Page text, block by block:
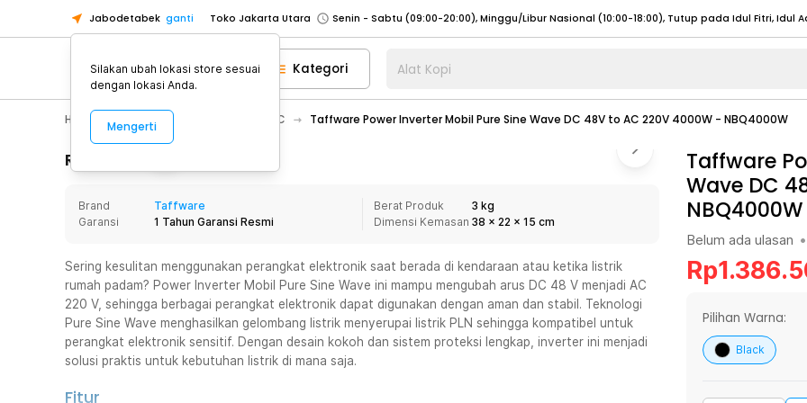
Jabodetabek ganti Toko Jakarta Utara
Toko Tangerang
Toko Cikupa
Pick n Go Jakarta Barat
Senin - Jumat (07:00 - 20:00), Sabtu - Minggu (08:00 - 20:00), Tutup pada Idul Fitri
Pick n Go Bekasi
Senin - Jumat (08:00 - 20:00), Sabtu - Minggu/ Libur Nasional (08:00 - 17:00) Selengkapnya
Senin - Jumat (08:00 - 20:00), Sabtu - Minggu/ Libur Nasional (08:00 - 17:00) Selengkapnya
Senin - Sabtu (09:00-20:00), Minggu/Libur Nasional (12:00-20:00), Tutup pada Idul Fitri
Senin - Sabtu (09:00-20:00), Minggu/Libur Nasional (12:00-20:00), Tutup pada Idul Fitri
Toko Tangerang
Toko Cikupa
Pick n Go Jakarta Barat
Senin - Jumat (07:00 - 20:00), Sabtu - Minggu (08:00 - 20:00), Tutup pada Idul Fitri
Pick n Go Bekasi
Senin - Jumat (08:00 - 20:00), Sabtu - Minggu/ Libur Nasional (08:00 - 17:00) Selengkapnya
Pick n Go Depok
Senin - Jumat (08:00 - 20:00), Sabtu - Minggu/ Libur Nasional (08:00 - 17:00)
Kategori Alat Kopi
Hobby Mobil Car Inverter DC-AC Taffware Power Inverter Mobil Pure Sine Wave DC 48V to AC 220V 4000W - NBQ4000W
Rincian Produk
Brand
Taffware
Garansi
1 Tahun Garansi Resmi
Berat Produk
3 kg
Dimensi Kemasan 38 x 22 x 15 cm
Sering kesulitan menggunakan perangkat elektronik saat berada di kendaraan atau ketika listrik
rumah padam? Power Inverter Mobil Pure Sine Wave ini mampu mengubah arus DC 48 V menjadi AC
220 V, sehingga berbagai perangkat elektronik dapat digunakan dengan aman dan stabil. Teknologi
Pure Sine Wave menghasilkan gelombang listrik menyerupai listrik PLN sehingga kompatibel untuk
perangkat elektronik sensitif. Dengan desain kokoh dan sistem proteksi lengkap, inverter ini menjadi
solusi praktis untuk kebutuhan listrik di mana saja.
Fitur
Taffware
Wave DC
NBQ4000W
Belum ada ulasan •
Rp
Pilihan Warna:
Black
Silakan ubah lokasi store sesuai
dengan lokasi Anda.
Mengerti